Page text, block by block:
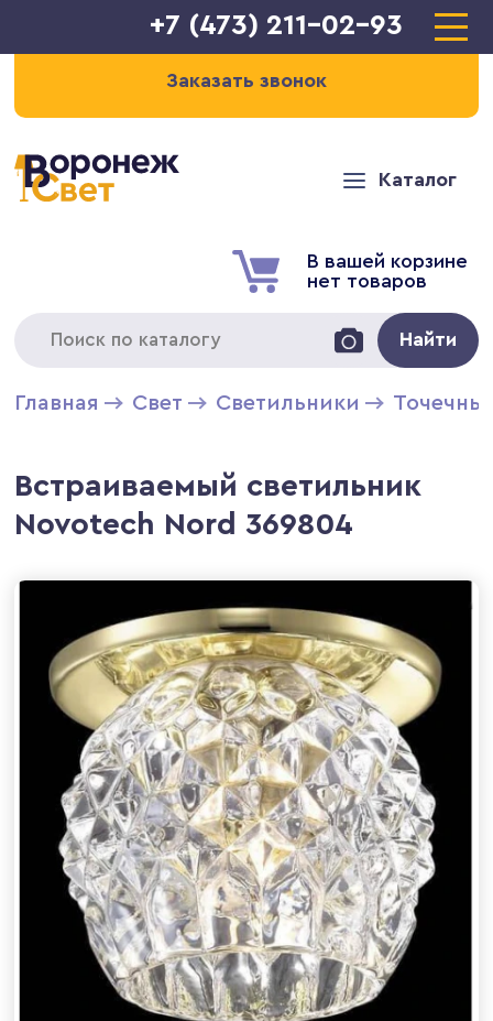
+7 (473) 211-02-93
Заказать звонок
Каталог
В вашей корзине
нет товаров
Найти
Главная Свет Светильники
Встраиваемый светильник
Novotech Nord 369804